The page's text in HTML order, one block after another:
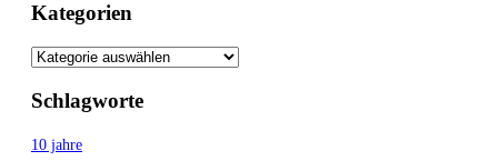
Kategorien
Schlagworte
10 jahre